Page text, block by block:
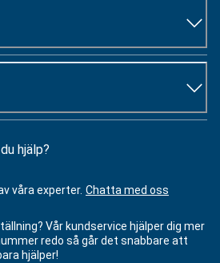
hjälp?
våra experter. Chatta med oss
Vår kundservice hjälper dig mer
redo så går det snabbare att
hjälper!